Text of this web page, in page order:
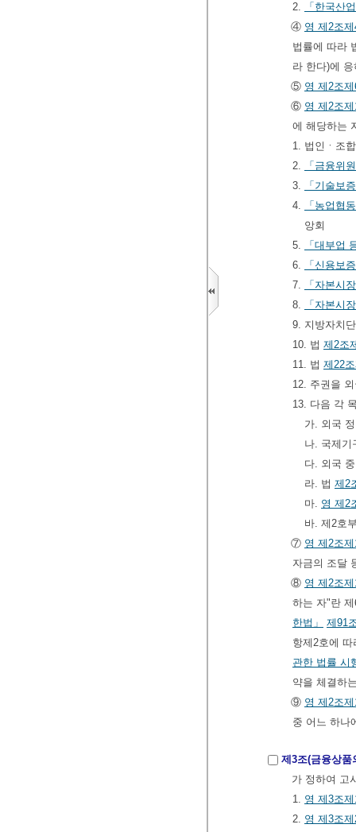
2.
「한국산
④ 영 제2조
법률에 따라
라 한다)에
⑤ 영 제2조
⑥ 영 제2조
에 해당하는
1. 법인ㆍ조
2.
「금융위
3.
「기술보
4.
「농업협
앙회
5.
「대부업
6.
「신용보
7.
「자본시
8.
「자본시
9. 지방자치
10. 법 제2조
11. 법 제22
12. 주권을
13. 다음 각
가. 외국
나. 국제
다. 외국
라. 법 제2
마. 영 제2
바. 제2호
⑦ 영 제2조
자금의 조달
⑧ 영 제2조
하는 자"란
한법」
제91
항제2호에
관한 법률 시
약을 체결하
⑨ 영 제2조
중 어느 하나
제3조(금융상품
가 정하여 고
1. 영 제3조
2. 영 제3조